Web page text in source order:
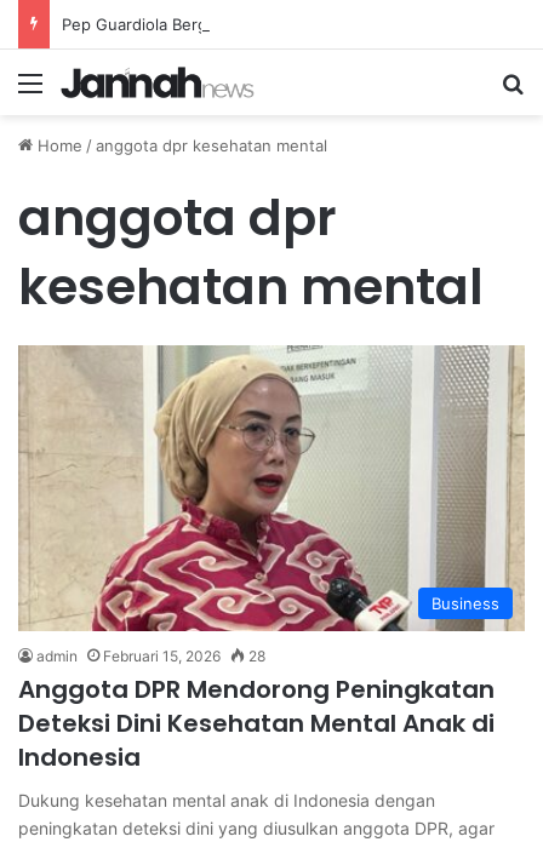
Menu
Home /anggota dpr kesehatan mental
anggota dpr
kesehatan mental
Business
admin Februari 15, 2026 28
Anggota DPR Mendorong Peningkatan
Deteksi Dini Kesehatan Mental Anak di
Indonesia
Dukung kesehatan mental anak di Indonesia dengan
peningkatan deteksi dini yang diusulkan anggota DPR, agar